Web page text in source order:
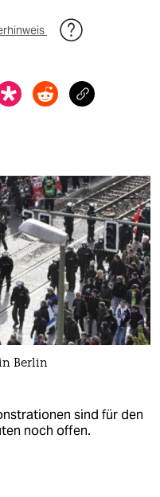
Berlin
sind für den
noch offen.